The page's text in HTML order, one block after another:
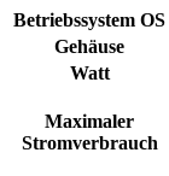
Betriebssystem OS
Gehäuse
Watt
Maximaler
Stromverbrauch